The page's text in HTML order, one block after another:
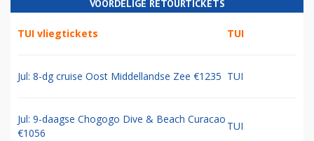
VOORDELIGE RETOURTICKETS
TUI vliegtickets TUI
Jul: 8-dg cruise Oost Middellandse Zee €1235 TUI
Jul: 9-daagse Chogogo Dive & Beach Curacao
€1056
TUI